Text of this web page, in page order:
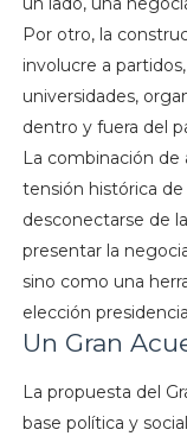
Por otro, la
involucre a
universidades,
dentro y fuera del
La combinación de
tensión histórica
desconectarse de
presentar la
sino como una
elección
Un Gran
La propuesta del
base política y